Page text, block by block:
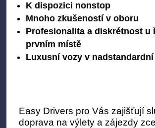
K dispozici nonstop
Mnoho zkušeností v oboru
Profesionalita a diskrétnost u
prvním místě
Luxusní vozy v
Easy Drivers pro Vás zajišťují
doprava na výlety a zájezdy